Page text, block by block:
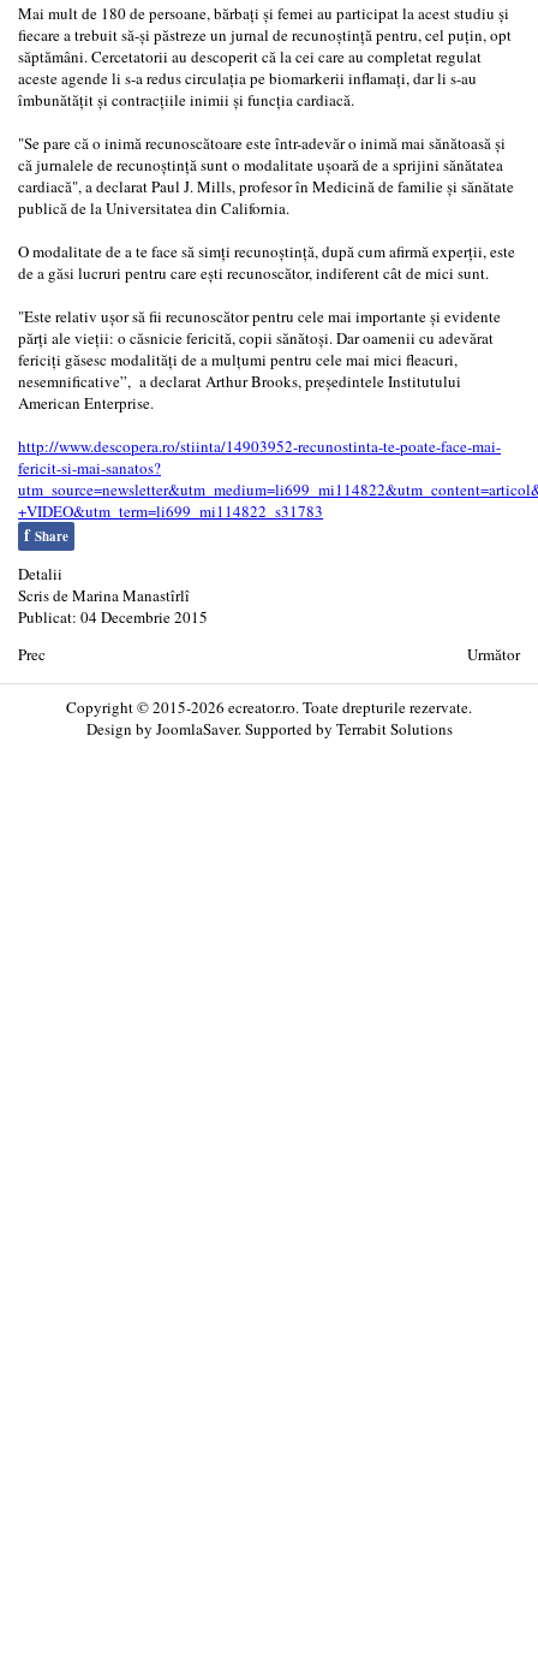
Mai mult de 180 de persoane, bărbaţi şi femei au participat la acest studiu şi
fiecare a trebuit să-şi păstreze un jurnal de recunoştinţă pentru, cel puţin, opt
săptămâni. Cercetatorii au descoperit că la cei care au completat regulat
aceste agende li s-a redus circulaţia pe biomarkerii inflamaţi, dar li s-au
îmbunătăţit şi contracţiile inimii şi funcţia cardiacă.
"Se pare că o inimă recunoscătoare este într-adevăr o inimă mai sănătoasă şi
că jurnalele de recunoştinţă sunt o modalitate uşoară de a sprijini sănătatea
cardiacă", a declarat Paul J. Mills, profesor în Medicină de familie şi sănătate
publică de la Universitatea din California.
O modalitate de a te face să simţi recunoştinţă, după cum afirmă experţii, este
de a găsi lucruri pentru care eşti recunoscător, indiferent cât de mici sunt.
"Este relativ uşor să fii recunoscător pentru cele mai importante şi evidente
părţi ale vieţii: o căsnicie fericită, copii sănătoşi. Dar oamenii cu adevărat
fericiţi găsesc modalităţi de a mulţumi pentru cele mai mici fleacuri,
nesemnificative”, a declarat Arthur Brooks, preşedintele Institutului
American Enterprise.
http://www.descopera.ro/stiinta/14903952-recunostinta-te-poate-face-mai-
fericit-si-mai-sanatos?
+VIDEO&utm_term=li699_mi114822_s31783
f Share
Detalii
Scris deMarina Manastîrlî
Publicat: 04 Decembrie 2015
Prec
Următor
Copyright © 2015-2026 ecreator.ro. Toate drepturile rezervate.
Design by JoomlaSaver. Supported by Terrabit Solutions